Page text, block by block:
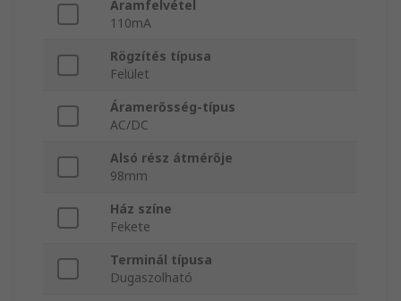
Áramfelvétel
110mA
Rögzítés típusa
Felület
Áramerősség-típus
AC/DC
Alsó rész átmérője
98mm
Ház színe
Fekete
Terminál típusa
Dugaszolható